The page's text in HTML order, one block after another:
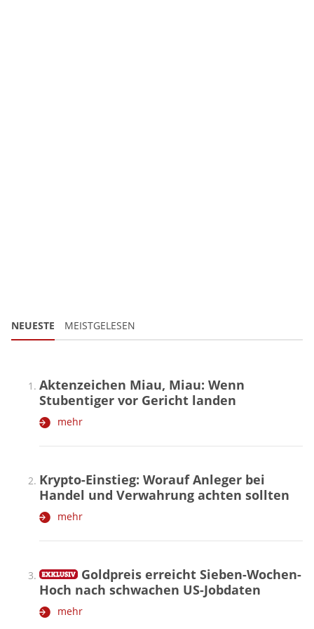
NEUESTE MEISTGELESEN
Aktenzeichen Miau, Miau: Wenn
Stubentiger vor Gericht landen
mehr
Krypto-Einstieg: Worauf Anleger bei
Handel und Verwahrung achten sollten
mehr
Goldpreis erreicht Sieben-Wochen-
Hoch nach schwachen US-Jobdaten
mehr